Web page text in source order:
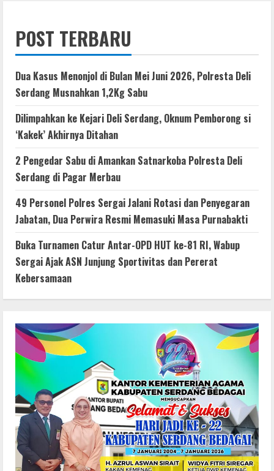
POST TERBARU
Dua Kasus Menonjol di Bulan Mei Juni 2026, Polresta Deli
Serdang Musnahkan 1,2Kg Sabu
Dilimpahkan ke Kejari Deli Serdang, Oknum Pemborong si
‘Kakek’ Akhirnya Ditahan
2 Pengedar Sabu di Amankan Satnarkoba Polresta Deli
Serdang di Pagar Merbau
49 Personel Polres Sergai Jalani Rotasi dan Penyegaran
Jabatan, Dua Perwira Resmi Memasuki Masa Purnabakti
Buka Turnamen Catur Antar-OPD HUT ke-81 RI, Wabup
Sergai Ajak ASN Junjung Sportivitas dan Pererat
Kebersamaan